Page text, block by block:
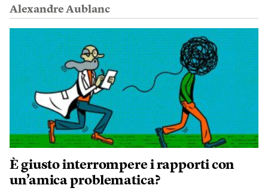
Alexandre Aublanc
È giusto interrompere i rapporti con
un’amica problematica?